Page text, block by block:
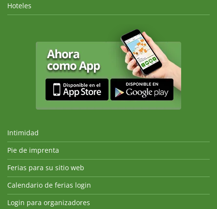
Hoteles
Intimidad
Pie de imprenta
Ferias para su sitio web
Calendario de ferias login
Login para organizadores